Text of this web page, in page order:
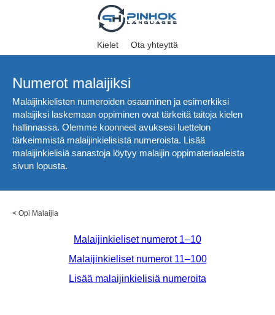
Kielet Ota yhteyttä
Numerot malaijiksi
Malaijinkielisten numeroiden osaaminen ja esimerkiksi
malaijiksi laskemaan oppiminen ovat tärkeitä taitoja kielen
hallinnassa. Olemme koonneet avuksesi luettelon
tärkeimmistä malaijinkielisistä numeroista. Lisää
malaijinkielisiä sanastoja löytyy malaijin oppimateriaaleista
sivun lopusta.
< Opi Malaijia
Malaijinkieliset numerot 1–10
Malaijinkieliset numerot 11–100
Lisää malaijinkielisiä numeroita